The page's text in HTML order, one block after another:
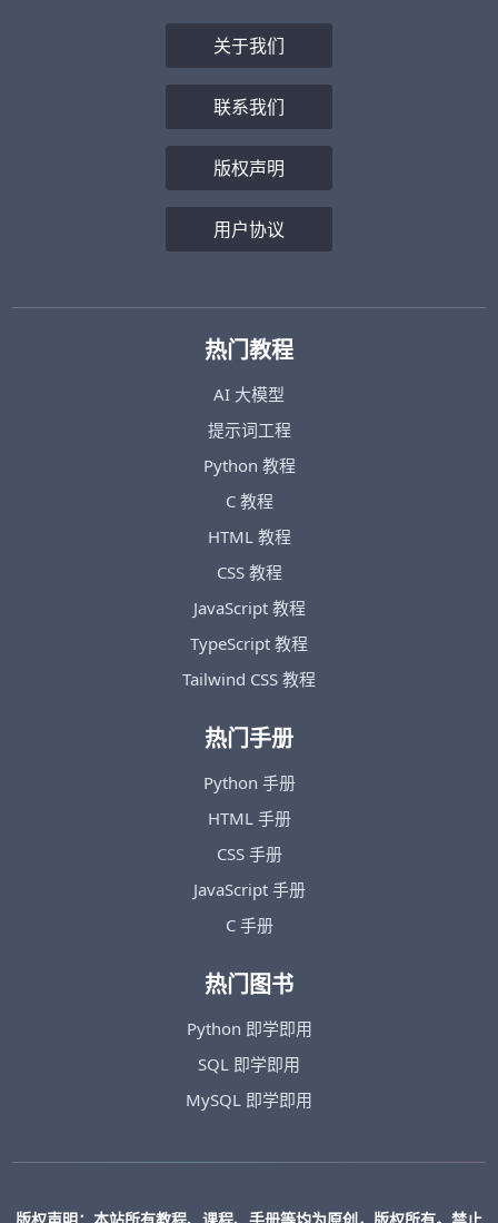
关于我们
联系我们
版权声明
用户协议
热门教程
AI 大模型
提示词工程
Python 教程
C 教程
HTML 教程
CSS 教程
JavaScript 教程
TypeScript 教程
Tailwind CSS 教程
热门手册
Python 手册
HTML 手册
CSS 手册
JavaScript 手册
C 手册
热门图书
Python 即学即用
SQL 即学即用
MySQL 即学即用